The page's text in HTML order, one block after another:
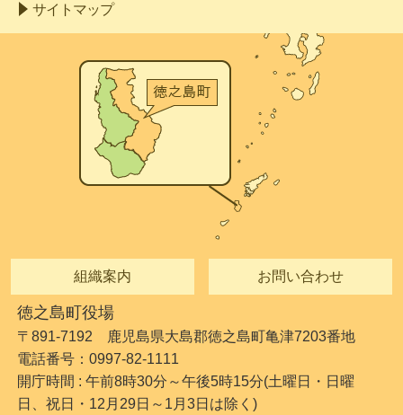
サイトマップ
組織案内 お問い合わせ
徳之島町役場
〒891-7192 鹿児島県大島郡徳之島町亀津7203番地
電話番号：0997-82-1111
開庁時間 : 午前8時30分～午後5時15分(土曜日・日曜
日、祝日・12月29日～1月3日は除く)